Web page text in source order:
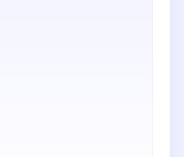
ve yürütülmesini
olacaksınız.
programlarını
ettikleri çalışma
Sağlık tesisleri için,
karşılamak için verimli
Zocdoc, eClinic,
Health yer alıyor,